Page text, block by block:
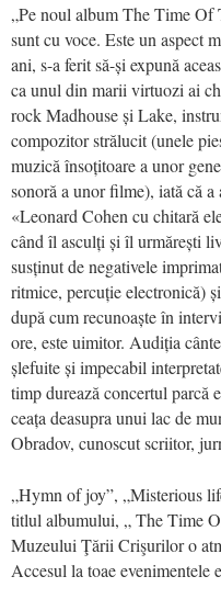
„Pe noul album The Time
sunt cu voce. Este un aspect
ani, s-a ferit să-și expună
ca unul din marii virtuozi ai
rock Madhouse și Lake,
compozitor strălucit (unele
muzică însoțitoare a unor
sonoră a unor filme), iată că a
«Leonard Cohen cu chitară
când îl asculți și îl urmărești
susținut de negativele
ritmice, percuție electronică)
după cum recunoaște în
ore, este uimitor. Audiția
șlefuite și impecabil
timp durează concertul parcă
ceața deasupra unui lac de
Obradov, cunoscut scriitor,
„Hymn of joy”, „Misterious
titlul albumului, „ The Time
Muzeului Ţării Crişurilor o
Accesul la toae evenimentele